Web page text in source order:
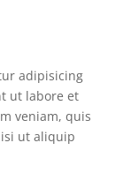
adipisicing
ut labore et
veniam, quis
ut aliquip